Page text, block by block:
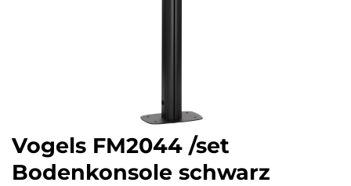
Vogels FM2044 /set
Bodenkonsole schwarz